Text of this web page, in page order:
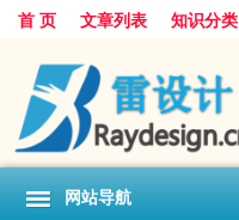
首 页 文章列表 知识分类
网站导航